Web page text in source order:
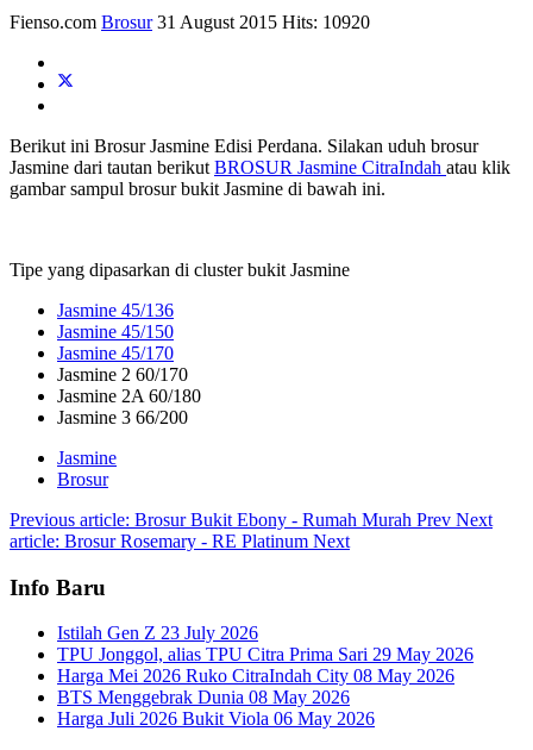
Fienso.com Brosur 31 August 2015 Hits: 10920
Berikut ini Brosur Jasmine Edisi Perdana. Silakan uduh brosur
Jasmine dari tautan berikut BROSUR Jasmine CitraIndah atau klik
gambar sampul brosur bukit Jasmine di bawah ini.
Tipe yang dipasarkan di cluster bukit Jasmine
Jasmine 45/136
Jasmine 45/150
Jasmine 45/170
Jasmine 2 60/170
Jasmine 2A 60/180
Jasmine 3 66/200
Jasmine
Brosur
Previous article: Brosur Bukit Ebony - Rumah Murah Prev Next
article: Brosur Rosemary - RE Platinum Next
Info Baru
Istilah Gen Z 23 July 2026
TPU Jonggol, alias TPU Citra Prima Sari 29 May 2026
Harga Mei 2026 Ruko CitraIndah City 08 May 2026
BTS Menggebrak Dunia 08 May 2026
Harga Juli 2026 Bukit Viola 06 May 2026